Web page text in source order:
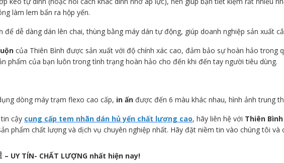
làm lem bẩn ra hộp yến.
để dễ dàng dán lên chai, thùng bằng máy dán tự động, giúp doanh nghiệp sản xuất
của Thiên Bình được sản xuất với độ chính xác cao, đảm bảo sự hoàn hảo trong
phẩm của bạn luôn trong tình trạng hoàn hảo cho đến khi đến tay người tiêu dùng.
dòng máy trạm flexo cao cấp, in ấn được đến 6 màu khác nhau, hình ảnh trung
cậy cung cấp tem nhãn dán hủ yến chất lượng cao, hãy liên hệ với Thiên Bình
phẩm chất lượng và dịch vụ chuyên nghiệp nhất. Hãy đặt niềm tin vào chúng tôi và
– UY TÍN- CHẤT LƯỢNG nhất hiện nay!